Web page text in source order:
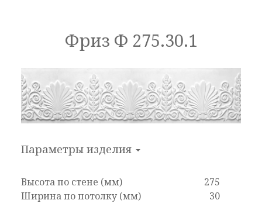
Фриз Ф 275.30.1
Параметры изделия
Высота по стене (мм)
275
Ширина по потолку (мм)
30